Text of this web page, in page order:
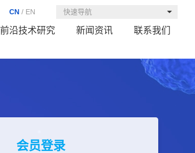
CN / EN 快速导航
前沿技术研究 新闻资讯 联系我们
会员登录